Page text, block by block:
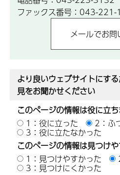
ファックス番号：043-
より良いウェブサイトにす
見をお聞かせください
このページの情報は役に立
1：役に立った
2：ふ
3：役に立たなかった
このページの情報は見つけ
1：見つけやすかった
3：見つけにくかった